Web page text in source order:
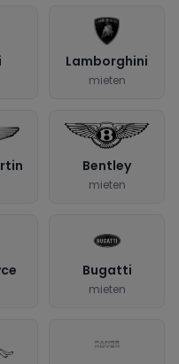
Lamborghini
mieten
Bentley
mieten
Bugatti
mieten